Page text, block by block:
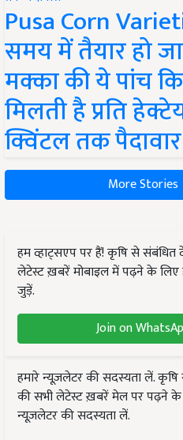
Pusa Corn
समय में तैयार हो
मक्का की ये पांच
मिलती है प्रति
क्विंटल तक
More Stories
हम व्हाट्सएप पर हैं! कृषि से संबंधित
लेटेस्ट ख़बरें मोबाइल में पढ़ने के लिए
जुड़ें.
Join on
हमारे न्यूज़लेटर की सदस्यता लें.
की सभी लेटेस्ट ख़बरें मेल पर पढ़ने के
न्यूज़लेटर की सदस्यता लें.